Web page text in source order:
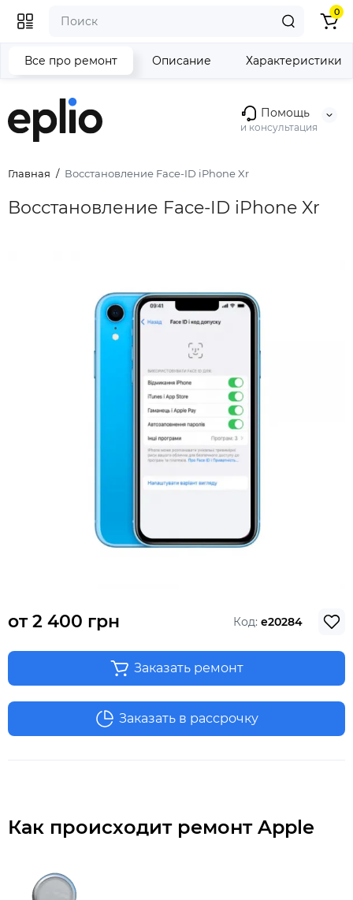
Помощь
и консультация
0
Главная Восстановление Face-ID iPhone Xr
Восстановление Face-ID iPhone Xr
Все про ремонт Описание Характеристики
от 2 400 грн Код: e20284
Заказать ремонт
Заказать в рассрочку
Как происходит ремонт Apple